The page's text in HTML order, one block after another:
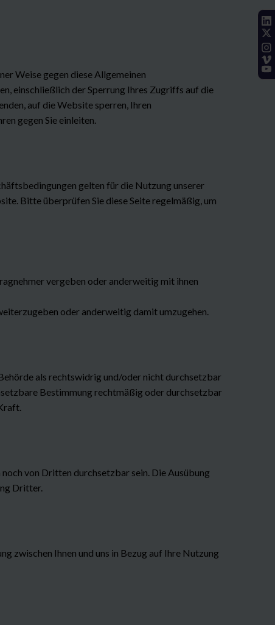
Weise gegen diese Allgemeinen
einschließlich der Sperrung Ihres Zugriffs auf die
auf die Website sperren, Ihren
gegen Sie einleiten.
gelten für die Nutzung unserer
Bitte überprüfen Sie diese Seite regelmäßig, um
vergeben oder anderweitig mit ihnen
oder anderweitig damit umzugehen.
als rechtswidrig und/oder nicht durchsetzbar
Bestimmung rechtmäßig oder durchsetzbar
von Dritten durchsetzbar sein. Die Ausübung
Dritter.
zwischen Ihnen und uns in Bezug auf Ihre Nutzung